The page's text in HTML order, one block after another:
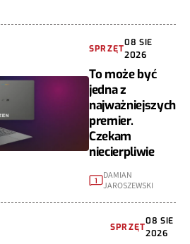
SPRZĘT
08 SIE
2026
To może być
jedna z
najważniejszych
premier.
Czekam
niecierpliwie
1
DAMIAN
JAROSZEWSKI
SPRZĘT
08 SIE
2026